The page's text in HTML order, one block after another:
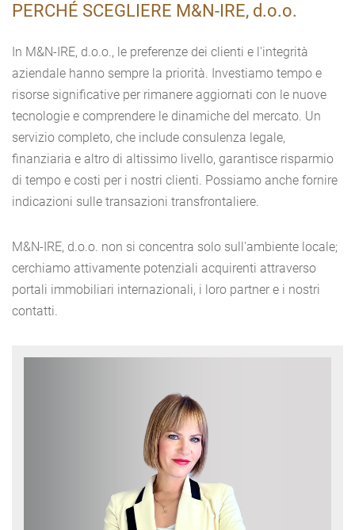
PERCHÉ SCEGLIERE M&N-IRE, d.o.o.
In M&N-IRE, d.o.o., le preferenze dei clienti e l'integrità
aziendale hanno sempre la priorità. Investiamo tempo e
risorse significative per rimanere aggiornati con le nuove
tecnologie e comprendere le dinamiche del mercato. Un
servizio completo, che include consulenza legale,
finanziaria e altro di altissimo livello, garantisce risparmio
di tempo e costi per i nostri clienti. Possiamo anche fornire
indicazioni sulle transazioni transfrontaliere.
M&N-IRE, d.o.o. non si concentra solo sull'ambiente locale;
cerchiamo attivamente potenziali acquirenti attraverso
portali immobiliari internazionali, i loro partner e i nostri
contatti.